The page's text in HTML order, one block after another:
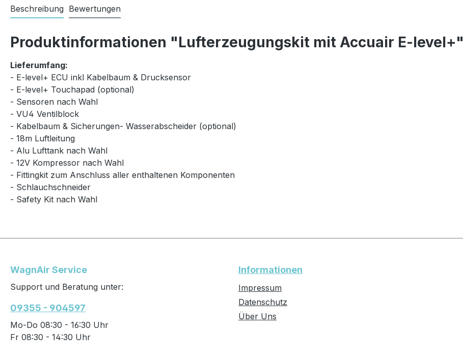
Beschreibung Bewertungen
Produktinformationen "Lufterzeugungskit mit Accuair E-level+"
Lieferumfang:
- E-level+ ECU inkl Kabelbaum & Drucksensor
- E-level+ Touchapad (optional)
- Sensoren nach Wahl
- VU4 Ventilblock
- Kabelbaum & Sicherungen- Wasserabscheider (optional)
- 18m Luftleitung
- Alu Lufttank nach Wahl
- 12V Kompressor nach Wahl
- Fittingkit zum Anschluss aller enthaltenen Komponenten
- Schlauchschneider
- Safety Kit nach Wahl
WagnAir Service
Support und Beratung unter:
09355 - 904597
Mo-Do 08:30 - 16:30 Uhr
Fr 08:30 - 14:30 Uhr
Informationen
Impressum
Datenschutz
Über Uns